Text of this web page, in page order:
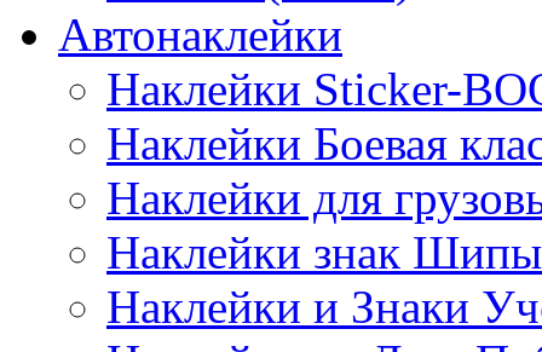
Автонаклейки
Наклейки Sticker-
Наклейки Боевая
Наклейки для
Наклейки знак Шипы
Наклейки и Знаки